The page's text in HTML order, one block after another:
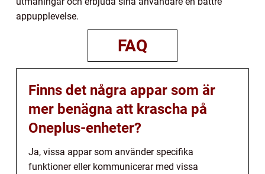
appupplevelse.
FAQ
Finns det några appar som är
mer benägna att krascha på
Oneplus-enheter?
Ja, vissa appar som använder specifika
funktioner eller kommunicerar med vissa